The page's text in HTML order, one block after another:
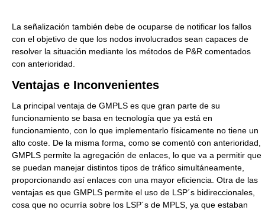
La señalización también debe de ocuparse de notificar los fallos
con el objetivo de que los nodos involucrados sean capaces de
resolver la situación mediante los métodos de P&R comentados
con anterioridad.
Ventajas e Inconvenientes
La principal ventaja de GMPLS es que gran parte de su
funcionamiento se basa en tecnología que ya está en
funcionamiento, con lo que implementarlo físicamente no tiene un
alto coste. De la misma forma, como se comentó con anterioridad,
GMPLS permite la agregación de enlaces, lo que va a permitir que
se puedan manejar distintos tipos de tráfico simultáneamente,
proporcionando así enlaces con una mayor eficiencia. Otra de las
ventajas es que GMPLS permite el uso de LSP´s bidireccionales,
cosa que no ocurría sobre los LSP´s de MPLS, ya que estaban